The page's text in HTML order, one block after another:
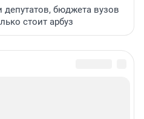
депутатов, бюджета вузов
стоит арбуз